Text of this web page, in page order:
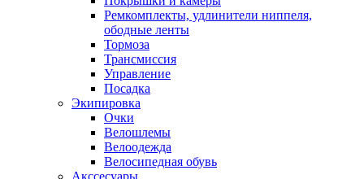
Ремкомплекты, удлинители ниппеля,
ободные ленты
Тормоза
Трансмиссия
Управление
Посадка
Экипировка
Очки
Велошлемы
Велоодежда
Велосипедная обувь
Акссесуары